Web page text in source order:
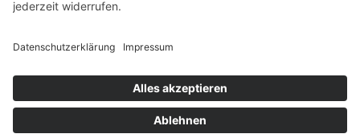
mehr Infos …
AGB
Sitemap